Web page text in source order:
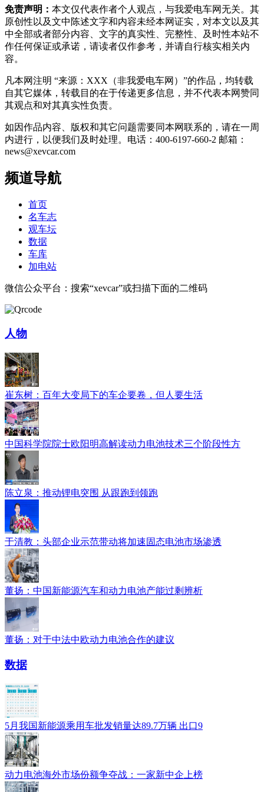
免责声明： 本文仅代表作者个人观点，与我爱电车网无关。其
原创性以及文中陈述文字和内容未经本网证实，对本文以及其
中全部或者部分内容、文字的真实性、完整性、及时性本站不
作任何保证或承诺，请读者仅作参考，并请自行核实相关内
容。
凡本网注明 “来源：XXX（非我爱电车网）”的作品，均转载
自其它媒体，转载目的在于传递更多信息，并不代表本网赞同
其观点和对其真实性负责。
如因作品内容、版权和其它问题需要同本网联系的，请在一周
内进行，以便我们及时处理。电话：400-6197-660-2 邮箱：
news@xevcar.com
频道导航
首页
名车志
观车坛
数据
车库
加电站
微信公众平台：搜索“xevcar”或扫描下面的二维码
人物
崔东树：百年大变局下的车企要卷，但人要生活
中国科学院院士欧阳明高解读动力电池技术三个阶段性方
陈立泉：推动锂电突围 从跟跑到领跑
于清教：头部企业示范带动将加速固态电池市场渗透
​董扬：中国新能源汽车和动力电池产能过剩辨析
董扬：对于中法中欧动力电池合作的建议
数据
5月我国新能源乘用车批发销量达89.7万辆 出口9
动力电池海外市场份额争夺战：一家新中企上榜